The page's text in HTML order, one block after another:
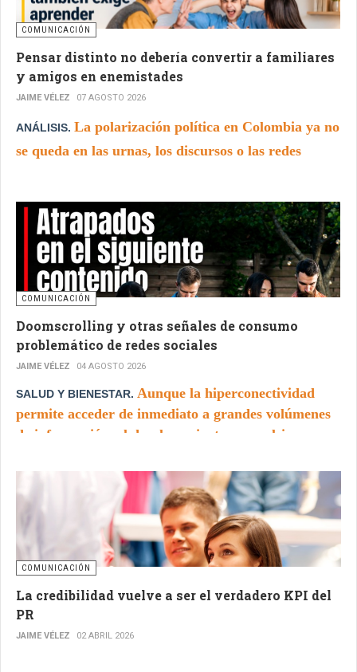
COMUNICACIÓN
Pensar distinto no debería convertir a familiares
y amigos en enemistades
JAIME VÉLEZ 07 AGOSTO 2026
ANÁLISIS. La polarización política en Colombia ya no
se queda en las urnas, los discursos o las redes
familiares, los grupos de WhatsApp y las relaciones
de amistad.
COMUNICACIÓN
Doomscrolling y otras señales de consumo
problemático de redes sociales
JAIME VÉLEZ 04 AGOSTO 2026
SALUD Y BIENESTAR. Aunque la hiperconectividad
permite acceder de inmediato a grandes volúmenes
de información, el desplazamiento compulsivo por
problemática, con efectos sobre la salud mental, la
capacidad de atención y la calidad del descanso.
COMUNICACIÓN
La credibilidad vuelve a ser el verdadero KPI del
PR
JAIME VÉLEZ 02 ABRIL 2026